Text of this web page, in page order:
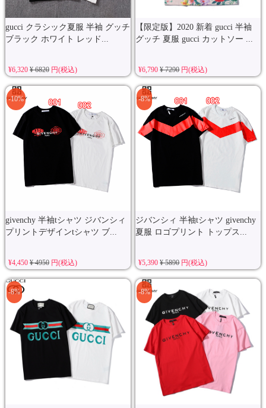
gucci クラシック夏服 半袖 グッチ
ブラック ホワイト レッド...
¥6,320 ¥ 6820円(税込)
【限定版】2020 新着 gucci 半袖
グッチ 夏服 gucci カットソー ...
¥6,790¥ 7290円(税込)
givenchy 半袖tシャツ ジバンシィ
プリントデザインtシャツ ブ...
-10%
¥4,450 ¥ 4950円(税込)
ジバンシィ 半袖tシャツ givenchy
夏服 ロゴプリント トップス...
-8%
¥5,390¥ 5890円(税込)
-8% -8%